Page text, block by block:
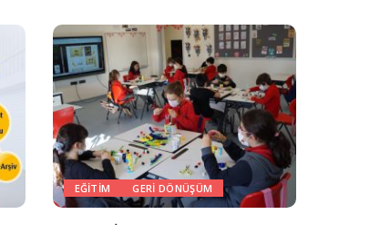
EĞITIM GERI DÖNÜŞÜM